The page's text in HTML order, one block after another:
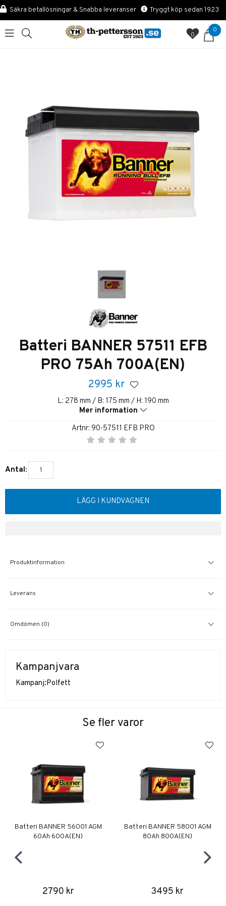
Säkra betallösningar & Snabba leveranser Tryggt köp sedan 1923
0
0
Batteri BANNER 57511 EFB
PRO 75Ah 700A(EN)
2995 kr
L: 278 mm / B: 175 mm / H: 190 mm
Mer information
Artnr: 90-57511 EFB PRO
Antal:
LÄGG I KUNDVAGNEN
Produktinformation
Leverans
Omdömen (0)
Kampanjvara
Kampanj:Polfett
Se fler varor
Batteri BANNER 56001 AGM
60Ah 600A(EN)
2790 kr
Batteri BANNER 58001 AGM
80Ah 800A(EN)
3495 kr